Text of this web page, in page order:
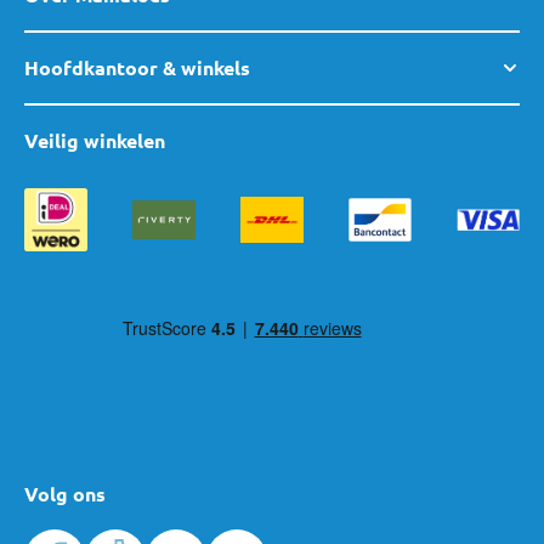
Hoofdkantoor & winkels
Volg ons
Veilig winkelen